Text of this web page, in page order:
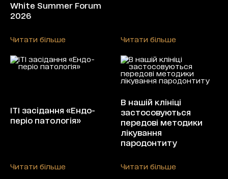
White Summer Forum
2026
Читати більше Читати більше
ITI засідання «Ендо-
періо патологія»
Читати більше
В нашій клініці
застосовуються
передові методики
лікування
пародонтиту
Читати більше